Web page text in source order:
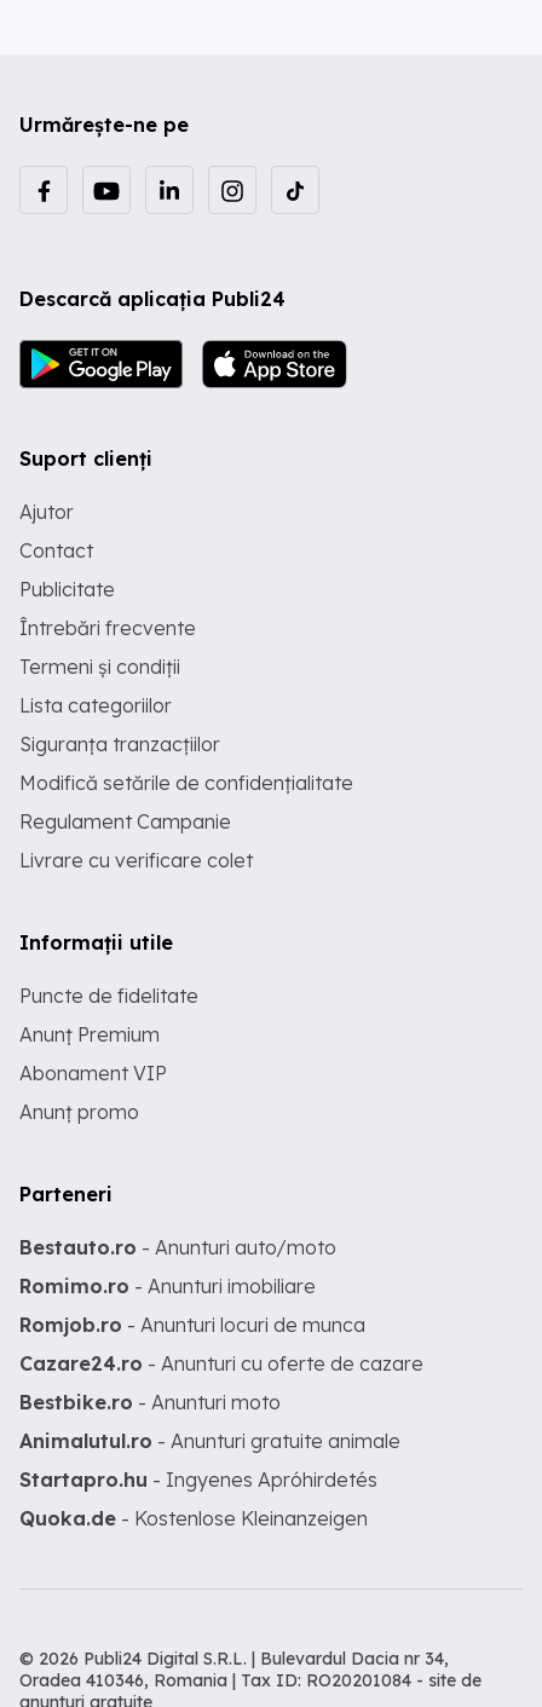
Urmărește-ne pe
Descarcă aplicația Publi24
Suport clienți
Ajutor
Contact
Publicitate
Întrebări frecvente
Termeni și condiții
Lista categoriilor
Siguranța tranzacțiilor
Modifică setările de confidențialitate
Regulament Campanie
Livrare cu verificare colet
Informații utile
Puncte de fidelitate
Anunț Premium
Abonament VIP
Anunț promo
Parteneri
Bestauto.ro - Anunturi auto/moto
Romimo.ro - Anunturi imobiliare
Romjob.ro - Anunturi locuri de munca
Cazare24.ro - Anunturi cu oferte de cazare
Bestbike.ro - Anunturi moto
Animalutul.ro - Anunturi gratuite animale
Startapro.hu - Ingyenes Apróhirdetés
Quoka.de - Kostenlose Kleinanzeigen
© 2026 Publi24 Digital S.R.L. | Bulevardul Dacia nr 34,
Oradea 410346, Romania | Tax ID: RO20201084 - site de
anunturi gratuite